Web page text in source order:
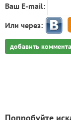
Ваш E-mail:
Или через:
добавить
Попробуйте